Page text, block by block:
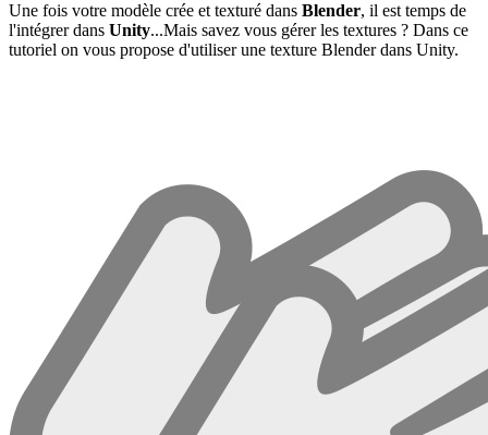
Une fois votre modèle crée et texturé dans Blender, il est temps de
l'intégrer dans Unity...Mais savez vous gérer les textures ? Dans ce
tutoriel on vous propose d'utiliser une texture Blender dans Unity.